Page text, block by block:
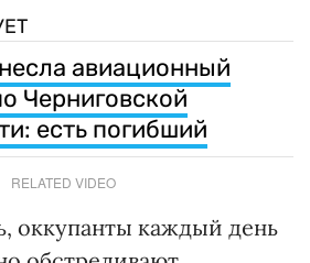
авиационный
Черниговской
есть погибший
RELATED VIDEO
оккупанты каждый день